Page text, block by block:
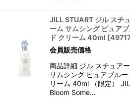
JILL STUART ジル スチ
ーム サムシング ピュア
ド クリーム 40ml [
会員販売価格
商品詳細 ジル スチュア
サムシング ピュアブル
リーム 40ml （限定）
Bloom Some…